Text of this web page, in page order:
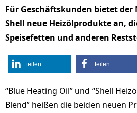
Für Geschäftskunden bietet
Shell neue Heizölprodukte an,
Speisefetten und anderen
teilen teilen
“Blue Heating Oil” und “Shell
Blend” heißen die beiden neuen